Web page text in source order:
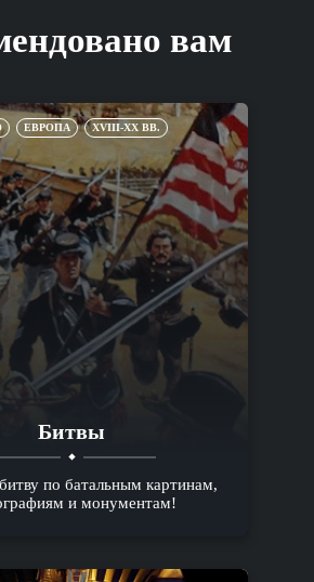
вам
ЕВРОПА XVIII-XX ВВ.
Битвы
по батальным картинам,
и монументам!